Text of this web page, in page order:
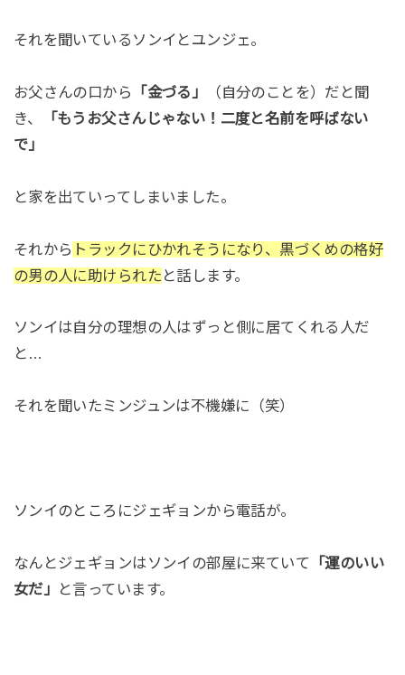
それを聞いているソンイとユンジェ。
お父さんの口から 「金づる」
（自分のことを）だと聞
き、
「もうお父さんじゃない！二度と名前を呼ばない
で」
と家を出ていってしまいました。
それから トラックにひかれそうになり、黒づくめの格好
の男の人に助けられた と話します。
ソンイは自分の理想の人はずっと側に居てくれる人だ
と…
それを聞いたミンジュンは不機嫌に（笑）
ソンイのところにジェギョンから電話が。
なんとジェギョンはソンイの部屋に来ていて 「運のいい
女だ」
と言っています。